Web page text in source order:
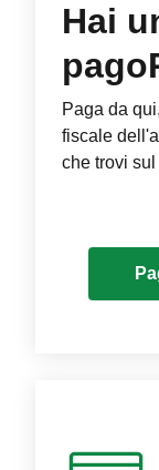
Hai
Paga da
fiscale
che trovi